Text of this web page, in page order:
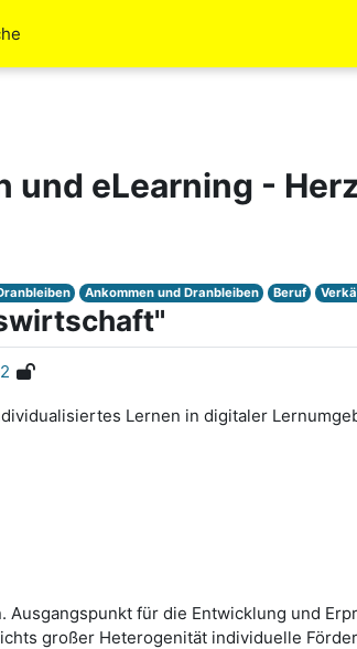
und eLearning -
Ankommen und Dranbleiben Beruf
Lernen in digitaler
für die Entwicklung und
großer Heterogenität individuelle